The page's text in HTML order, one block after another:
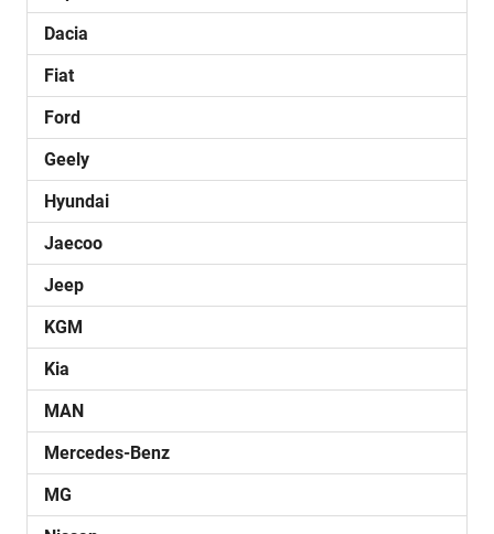
Dacia
Fiat
Ford
Geely
Hyundai
Jaecoo
Jeep
KGM
Kia
MAN
Mercedes-Benz
MG